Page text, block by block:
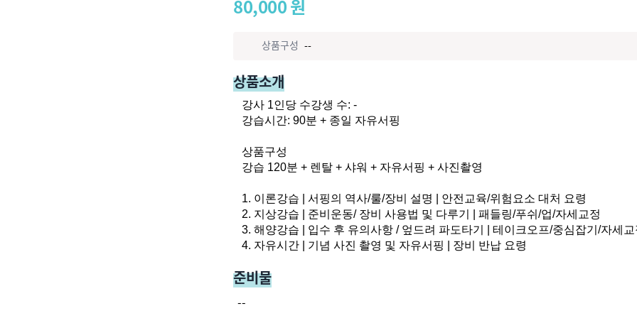
80,000원
상품구성 --
상품소개
강사 1인당 수강생 수: -
강습시간: 90분 + 종일 자유서핑
상품구성
강습 120분 + 렌탈 + 샤워 + 자유서핑 + 사진촬영
1. 이론강습 | 서핑의 역사/룰/장비 설명 | 안전교육/위험요소 대처 요령
2. 지상강습 | 준비운동/ 장비 사용법 및 다루기 | 패들링/푸쉬/업/자세교정
3. 해양강습 | 입수 후 유의사항 / 엎드려 파도타기 | 테이크오프/중심잡기/자세교
4. 자유시간 | 기념 사진 촬영 및 자유서핑 | 장비 반납 요령
준비물
--